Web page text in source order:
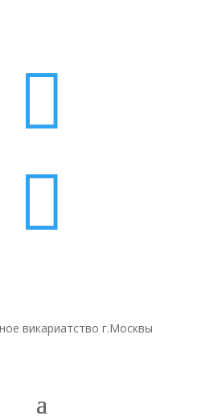


викариатство г.Москвы